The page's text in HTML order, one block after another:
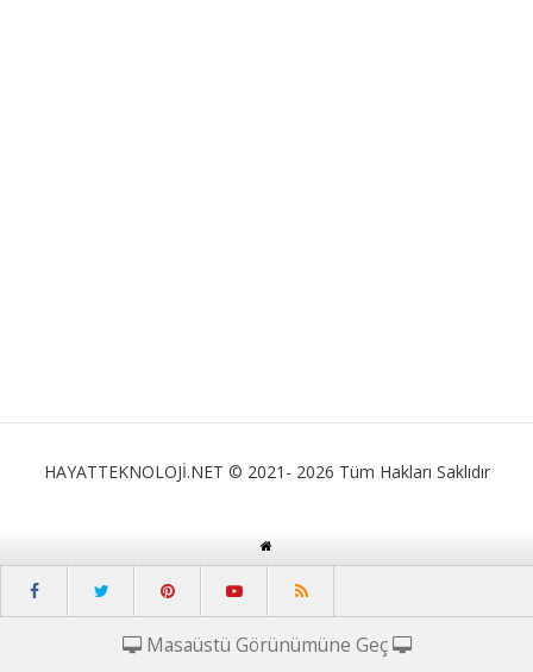
HAYATTEKNOLOJİ.NET © 2021- 2026 Tüm Hakları Saklıdır
Masaüstü Görünümüne Geç